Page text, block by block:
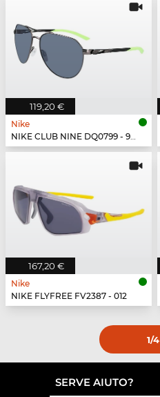
119,20 €
Nike
NIKE CLUB NINE DQ0799 - 993
167,20 €
Nike
NIKE FLYFREE FV2387 - 012
1/4
SERVE AIUTO?